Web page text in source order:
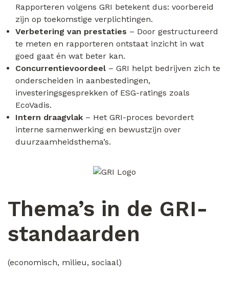
Rapporteren volgens GRI betekent dus: voorbereid
zijn op toekomstige verplichtingen.
Verbetering van prestaties – Door gestructureerd
te meten en rapporteren ontstaat inzicht in wat
goed gaat én wat beter kan.
Concurrentievoordeel – GRI helpt bedrijven zich te
onderscheiden in aanbestedingen,
investeringsgesprekken of ESG-ratings zoals
EcoVadis.
Intern draagvlak – Het GRI-proces bevordert
interne samenwerking en bewustzijn over
duurzaamheidsthema’s.
Thema’s in de GRI-
standaarden
(economisch, milieu, sociaal)